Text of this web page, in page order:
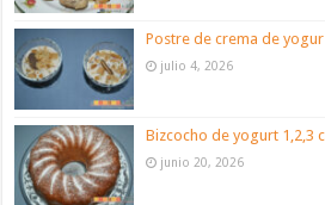
Postre de crema de
julio 4, 2026
Bizcocho de yogurt 1,2,3
junio 20, 2026